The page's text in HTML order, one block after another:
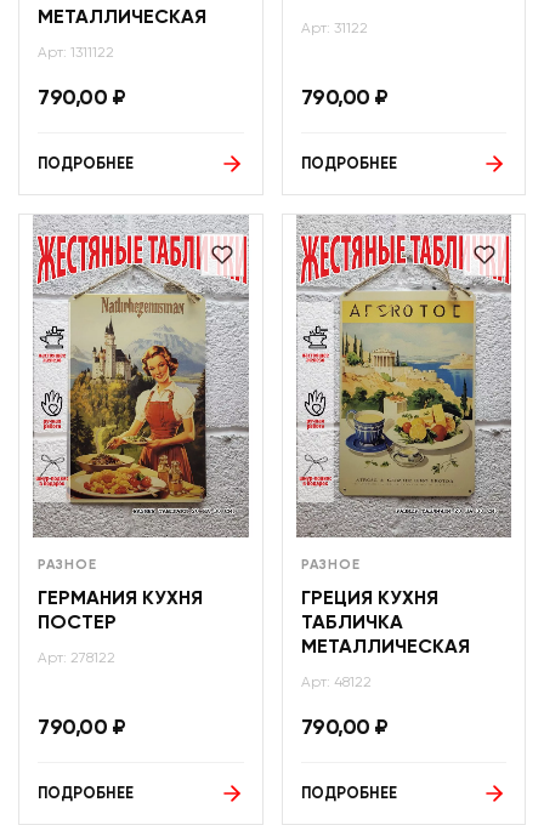
МЕТАЛЛИЧЕСКАЯ
Арт: 1311122
790,00 ₽
ПОДРОБНЕЕ
Арт: 31122
790,00 ₽
ПОДРОБНЕЕ
РАЗНОЕ
ГЕРМАНИЯ КУХНЯ
ПОСТЕР
Арт: 278122
790,00 ₽
ПОДРОБНЕЕ
РАЗНОЕ
ГРЕЦИЯ КУХНЯ
ТАБЛИЧКА
МЕТАЛЛИЧЕСКАЯ
Арт: 48122
790,00 ₽
ПОДРОБНЕЕ